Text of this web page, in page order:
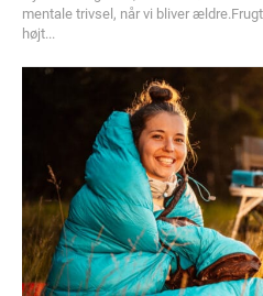
mentale trivsel, når vi bliver
højt...